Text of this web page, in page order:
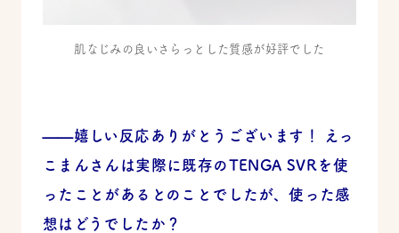
肌なじみの良いさらっとした質感が好評でした
——嬉しい反応ありがとうございます！ えっ
こまんさんは実際に既存のTENGA SVRを使
ったことがあるとのことでしたが、使った感
想はどうでしたか？